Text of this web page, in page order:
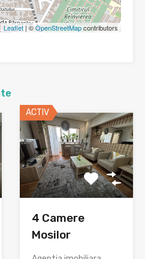
Leaflet| ©OpenStreetMapcontributors
ACTIV
4 Camere
Mosilor